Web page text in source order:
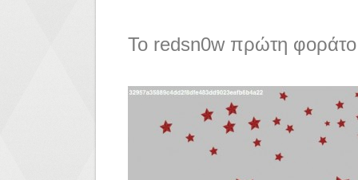
Το redsn0w πρώτη φοράτο